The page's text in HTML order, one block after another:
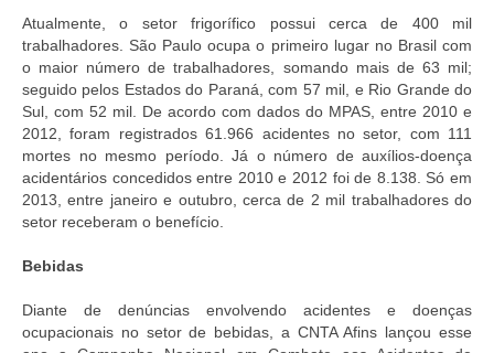
Atualmente, o setor frigorífico possui cerca de 400 mil
trabalhadores. São Paulo ocupa o primeiro lugar no Brasil com
o maior número de trabalhadores, somando mais de 63 mil;
seguido pelos Estados do Paraná, com 57 mil, e Rio Grande do
Sul, com 52 mil. De acordo com dados do MPAS, entre 2010 e
2012, foram registrados 61.966 acidentes no setor, com 111
mortes no mesmo período. Já o número de auxílios-doença
acidentários concedidos entre 2010 e 2012 foi de 8.138. Só em
2013, entre janeiro e outubro, cerca de 2 mil trabalhadores do
setor receberam o benefício.
Bebidas
Diante de denúncias envolvendo acidentes e doenças
ocupacionais no setor de bebidas, a CNTA Afins lançou esse